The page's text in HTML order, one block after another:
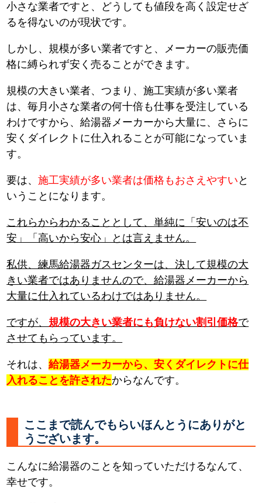
小さな業者ですと、どうしても値段を高く設定せざ
るを得ないのが現状です。
しかし、規模が多い業者ですと、メーカーの販売価
格に縛られず安く売ることができます。
規模の大きい業者、つまり、施工実績が多い業者
は、毎月小さな業者の何十倍も仕事を受注している
わけですから、給湯器メーカーから大量に、さらに
安くダイレクトに仕入れることが可能になっていま
す。
要は、施工実績が多い業者は価格もおさえやすい と
いうことになります。
これらからわかることとして、単純に「安いのは不
安」「高いから安心」とは言えません。
私供、練馬給湯器ガスセンターは、決して規模の大
きい業者ではありませんので、給湯器メーカーから
大量に仕入れているわけではありません。
ですが、 規模の大きい業者にも負けない割引価格で
させてもらっています。
それは、給湯器メーカーから、安くダイレクトに仕
入れることを許されたからなんです。
ここまで読んでもらいほんとうにありがと
うございます。
こんなに給湯器のことを知っていただけるなんて、
幸せです。